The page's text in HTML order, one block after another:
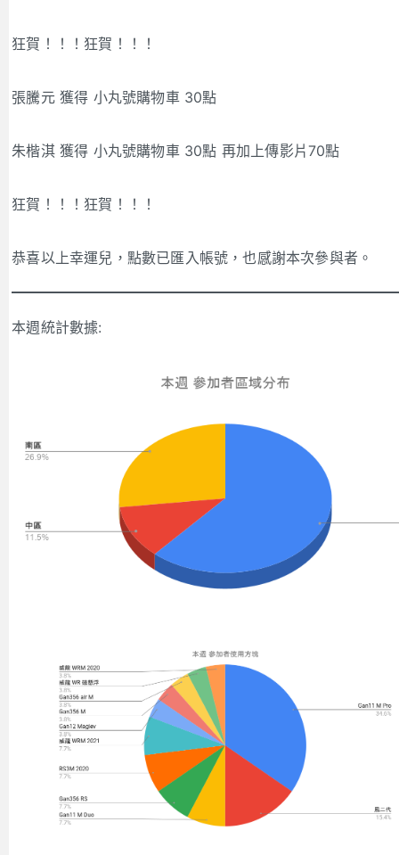
狂賀！！！狂賀！！！
張騰元 獲得 小丸號購物車 30點
朱楷淇 獲得 小丸號購物車 30點 再加上傳影片70點
狂賀！！！狂賀！！！
恭喜以上幸運兒，點數已匯入帳號，也感謝本次參與者。
本週統計數據: